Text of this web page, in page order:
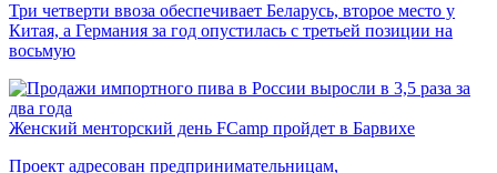
Три четверти ввоза обеспечивает Беларусь, второе место у
Китая, а Германия за год опустилась с третьей позиции на
восьмую
Женский менторский день FCamp пройдет в Барвихе
Проект адресован предпринимательницам,